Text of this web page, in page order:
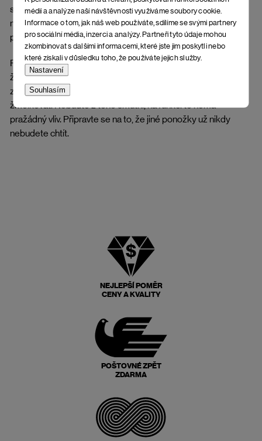
médií a analýze naší návštěvnosti využíváme soubory cookie.
Informace o tom, jak náš web používáte, sdílíme se svými partnery
pro sociální média, inzerci a analýzy. Partneři tyto údaje mohou
zkombinovat s dalšími informacemi, které jste jim poskytli nebo
které získali v důsledku toho, že používáte jejich služby.
Nastavení
Souhlasím
samočisticí a nezapáchá ani po delším nošení. 16-18%
nasákavost - vlhkost je odváděna dovnitř vlákna, takže
ponožka hřeje, i když není suchá.
Perte na 30 °C v pracím prostředku na vlnu (bez aviváže),
ždímejte na nízké otáčky, sušte na povětří, sušičky výrazně
zkracují životnost produktů z merina. Merino vlna má tendenci
žmolkovat. Nebuďte z toho smutní, na funkci to nemá
pražádný vliv. Připravte se na to, že jiné ponožky už nikdy
nebudete chtít.
NEJLEPŠÍ POMĚR
CENY A KVALITY
POŠTOVNÉ ZPĚT
ZDARMA